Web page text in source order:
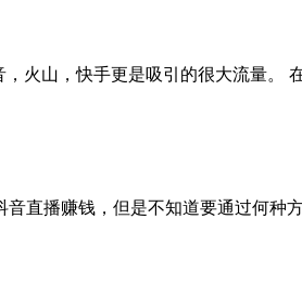
火山，快手更是吸引的很大流量。
直播赚钱，但是不知道要通过何种